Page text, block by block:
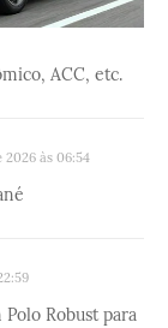
ACC, etc.
2026 às 06:54
Robust para